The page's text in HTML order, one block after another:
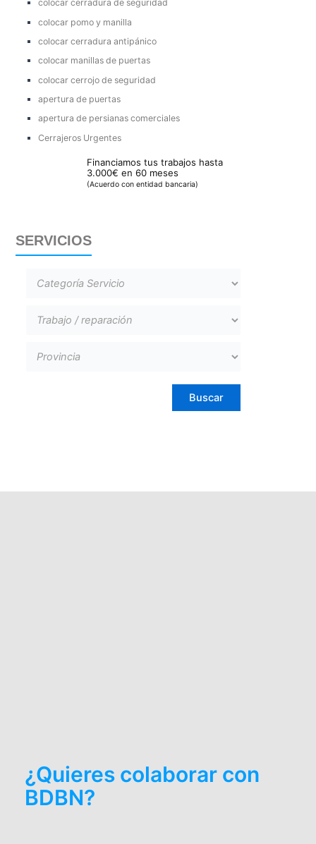
colocar cerradura de seguridad
colocar pomo y manilla
colocar cerradura antipánico
colocar manillas de puertas
colocar cerrojo de seguridad
apertura de puertas
apertura de persianas comerciales
Cerrajeros Urgentes
Financiamos tus trabajos hasta
3.000€ en 60 meses
(Acuerdo con entidad bancaria)
SERVICIOS
¿Quieres colaborar con
BDBN?